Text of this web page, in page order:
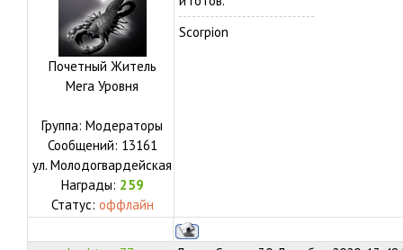
Почетный Житель
Мега Уровня
Группа: Модераторы
Сообщений: 13161
ул. Молодогвардейская
Награды: 259
Статус: оффлайн
Scorpion